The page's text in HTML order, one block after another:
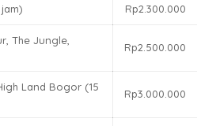
Rp2.300.000
The Jungle,
Rp2.500.000
Land Bogor (15
Rp3.000.000